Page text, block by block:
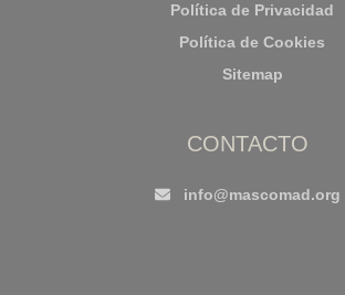
Política de Privacidad
Política de Cookies
Sitemap
CONTACTO
info@mascomad.org